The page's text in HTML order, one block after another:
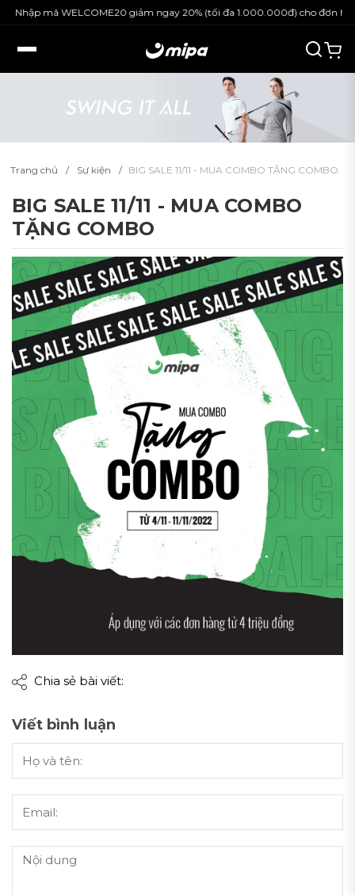
Nhập mã WELCOME20 giảm ngay 20% (tối đa 1.000.000đ) cho đơn
Trang chủ Sự kiện BIG SALE 11/11 - MUA COMBO TẶNG COMBO
BIG SALE 11/11 - MUA COMBO
TẶNG COMBO
Chia sẻ bài viết:
Viết bình luận